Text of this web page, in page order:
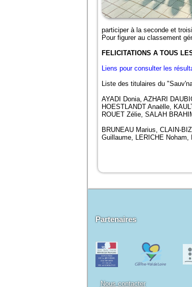
participer à la seconde et
Pour figurer au classement
FELICITATIONS A TOUS
Liens pour consulter les
Liste des titulaires du
AYADI Donia, AZHARI
HOESTLANDT Anaëlle,
ROUET Zélie, SALAH
BRUNEAU Marius, CLAIN-
Guillaume, LERICHE
Partenaires
Nous contacter